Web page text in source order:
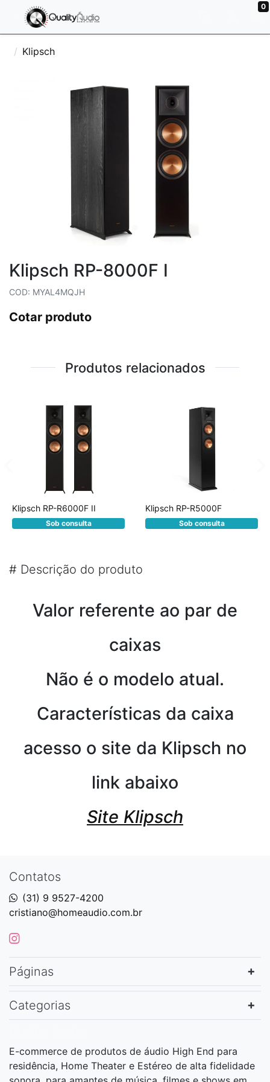
0
Klipsch
Klipsch RP-8000F I
COD: MYAL4MQJH
Cotar produto
Produtos relacionados
Klipsch RP-R6000F II
Sob consulta
Klipsch RP-R5000F
Sob consulta
# Descrição do produto
Valor referente ao par de
caixas
Não é o modelo atual.
Características da caixa
acesso o site da Klipsch no
link abaixo
Site Klipsch
Contatos
(31) 9 9527-4200
cristiano@homeaudio.com.br
Páginas
Categorias
E-commerce de produtos de áudio High End para
residência, Home Theater e Estéreo de alta fidelidade